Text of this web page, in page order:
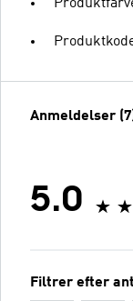
Anmeldelser (7)
5.0
Filtrer efter